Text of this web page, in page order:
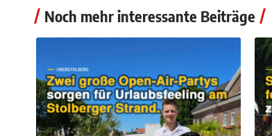
Noch mehr interessante Beiträge